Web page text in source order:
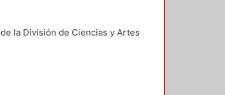
la División de Ciencias y Artes